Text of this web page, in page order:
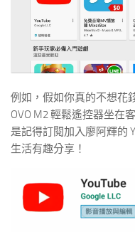
例如，假如你真的不想花
OVO M2 輕鬆遙控器坐在
是記得訂閱加入廖阿輝的
生活有趣分享！